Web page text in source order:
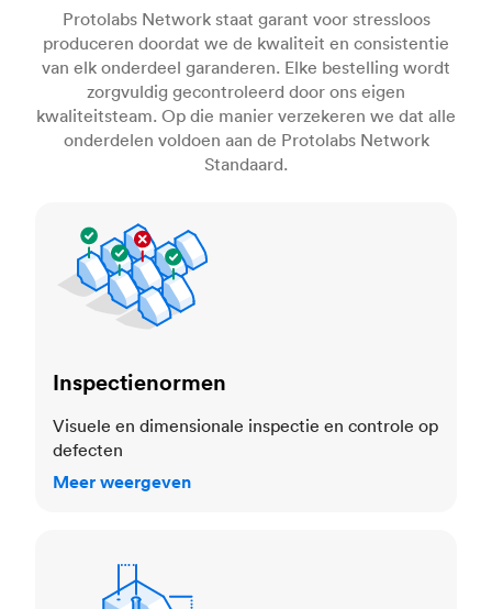
Protolabs Network staat garant voor stressloos
produceren doordat we de kwaliteit en consistentie
van elk onderdeel garanderen. Elke bestelling wordt
zorgvuldig gecontroleerd door ons eigen
kwaliteitsteam. Op die manier verzekeren we dat alle
onderdelen voldoen aan de Protolabs Network
Standaard.
Inspectienormen
Visuele en dimensionale inspectie en controle op
defecten
Meer weergeven